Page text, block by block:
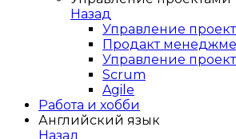
Назад
Управление
Продакт
Управление
Scrum
Agile
Работа и хобби
Английский язык
Назад